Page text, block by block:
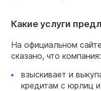
Какие услуги
На официальном
сказано, что компания:
взыскивает и
кредитам с юрлиц